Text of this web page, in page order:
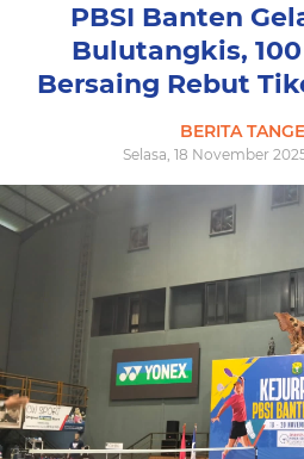
PBSI Banten
Bulutangkis,
Bersaing Rebut
BERITA
Selasa, 18 November